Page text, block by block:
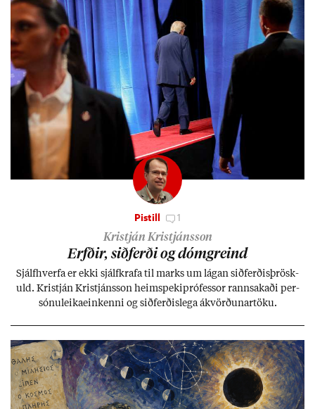
Pistill 1
Kristján Kristjánsson
Erfð­ir, sið­ferði og dómgreind
Sjálf­hverfa er ekki sjálf­krafa til marks um lág­an sið­ferð­is­þrösk­
uld. Kristján Kristjáns­son heim­speki­pró­fess­or rann­sak­aði per­
sónu­leika­ein­kenni og sið­ferð­is­lega ákvörð­un­ar­töku.